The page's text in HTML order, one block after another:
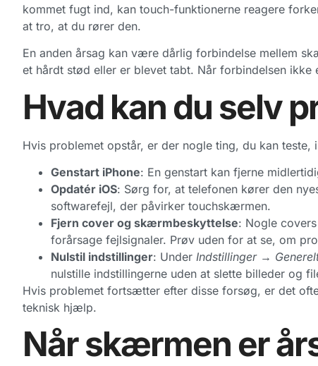
kommet fugt ind, kan touch-funktionerne reagere
at tro, at du rører den.
En anden årsag kan være dårlig forbindelse mellem
et hårdt stød eller er blevet tabt. Når forbindelsen
Hvad kan du selv
Hvis problemet opstår, er der nogle ting, du kan
Genstart iPhone: En genstart kan fjerne
Opdatér iOS: Sørg for, at telefonen kører den
softwarefejl, der påvirker touchskærmen.
Fjern cover og skærmbeskyttelse: Nogle
forårsage fejlsignaler. Prøv uden for at se, om
Nulstil indstillinger: Under Indstillinger →
nulstille indstillingerne uden at slette billeder og
Hvis problemet fortsætter efter disse forsøg, er det
teknisk hjælp.
Når skærmen er